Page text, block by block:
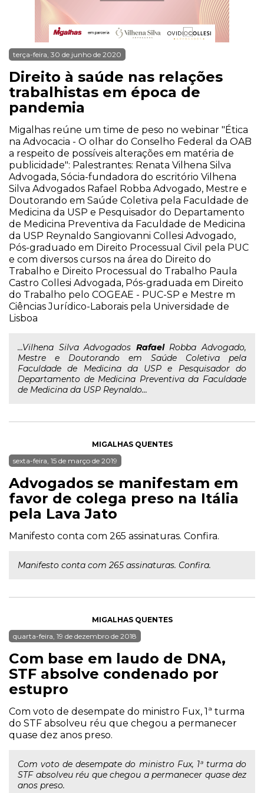
terça-feira, 30 de junho de 2020
Direito à saúde nas relações
trabalhistas em época de
pandemia
Migalhas reúne um time de peso no webinar "Ética
na Advocacia - O olhar do Conselho Federal da OAB
a respeito de possíveis alterações em matéria de
publicidade": Palestrantes: Renata Vilhena Silva
Advogada, Sócia-fundadora do escritório Vilhena
Silva Advogados Rafael Robba Advogado, Mestre e
Doutorando em Saúde Coletiva pela Faculdade de
Medicina da USP e Pesquisador do Departamento
de Medicina Preventiva da Faculdade de Medicina
da USP Reynaldo Sangiovanni Collesi Advogado,
Pós-graduado em Direito Processual Civil pela PUC
e com diversos cursos na área do Direito do
Trabalho e Direito Processual do Trabalho Paula
Castro Collesi Advogada, Pós-graduada em Direito
do Trabalho pelo COGEAE - PUC-SP e Mestre m
Ciências Jurídico-Laborais pela Universidade de
Lisboa
...Vilhena Silva Advogados RafaelRobba Advogado,
Mestre e Doutorando em Saúde Coletiva pela
Faculdade de Medicina da USP e Pesquisador do
Departamento de Medicina Preventiva da Faculdade
de Medicina da USP Reynaldo...
MIGALHAS QUENTES
sexta-feira, 15 de março de 2019
Advogados se manifestam em
favor de colega preso na Itália
pela Lava Jato
Manifesto conta com 265 assinaturas. Confira.
Manifesto conta com 265 assinaturas. Confira.
MIGALHAS QUENTES
quarta-feira, 19 de dezembro de 2018
Com base em laudo de DNA,
STF absolve condenado por
estupro
Com voto de desempate do ministro Fux, 1ª turma
do STF absolveu réu que chegou a permanecer
quase dez anos preso.
Com voto de desempate do ministro Fux, 1ª turma do
STF absolveu réu que chegou a permanecer quase dez
anos preso.